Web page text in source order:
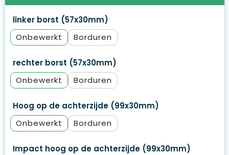
linker borst (57x30mm)
Onbewerkt
Borduren
rechter borst (57x30mm)
Onbewerkt
Borduren
Hoog op de achterzijde (99x30mm)
Onbewerkt
Borduren
Impact hoog op de achterzijde (99x30mm)